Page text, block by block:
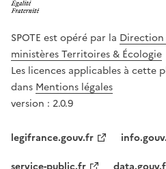
SPOTE est opéré par la Direction
ministères Territoires & Écologie
Les licences applicables à cette
dans Mentions légales
version : 2.0.9
legifrance.gouv.fr